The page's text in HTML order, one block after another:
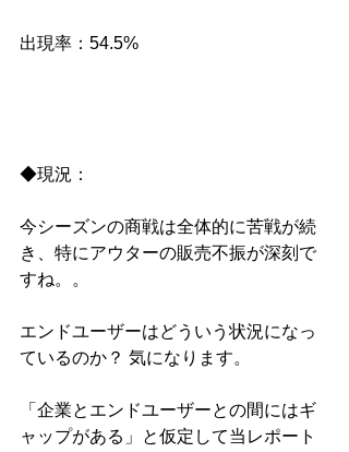
出現率：54.5%
◆現況：
今シーズンの商戦は全体的に苦戦が続
き、特にアウターの販売不振が深刻で
すね。。
エンドユーザーはどういう状況になっ
ているのか？ 気になります。
「企業とエンドユーザーとの間にはギ
ャップがある」と仮定して当レポート